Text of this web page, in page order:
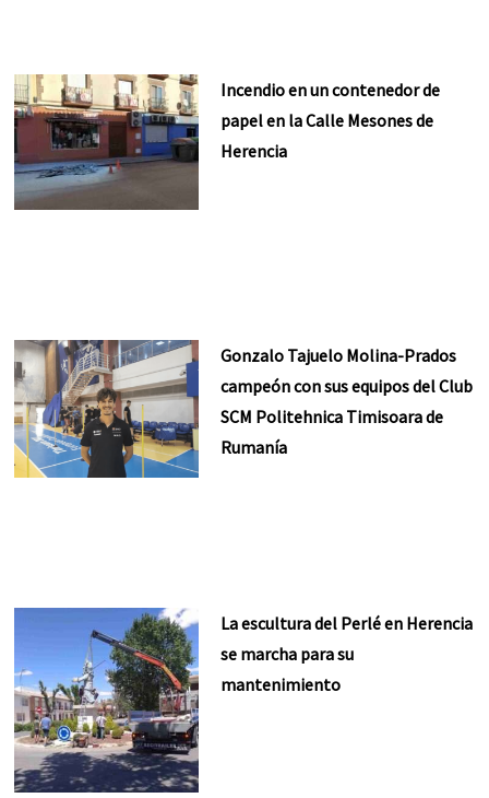
Incendio en un contenedor de
papel en la Calle Mesones de
Herencia
Gonzalo Tajuelo Molina-Prados
campeón con sus equipos del Club
SCM Politehnica Timisoara de
Rumanía
La escultura del Perlé en Herencia
se marcha para su
mantenimiento